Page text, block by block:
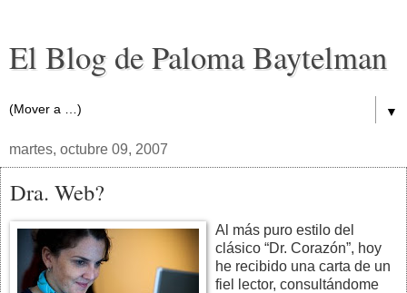
El Blog de Paloma Baytelman
▼
martes, octubre 09, 2007
Dra. Web?
Al más puro estilo del
clásico “Dr. Corazón”, hoy
he recibido una carta de un
fiel lector, consultándome